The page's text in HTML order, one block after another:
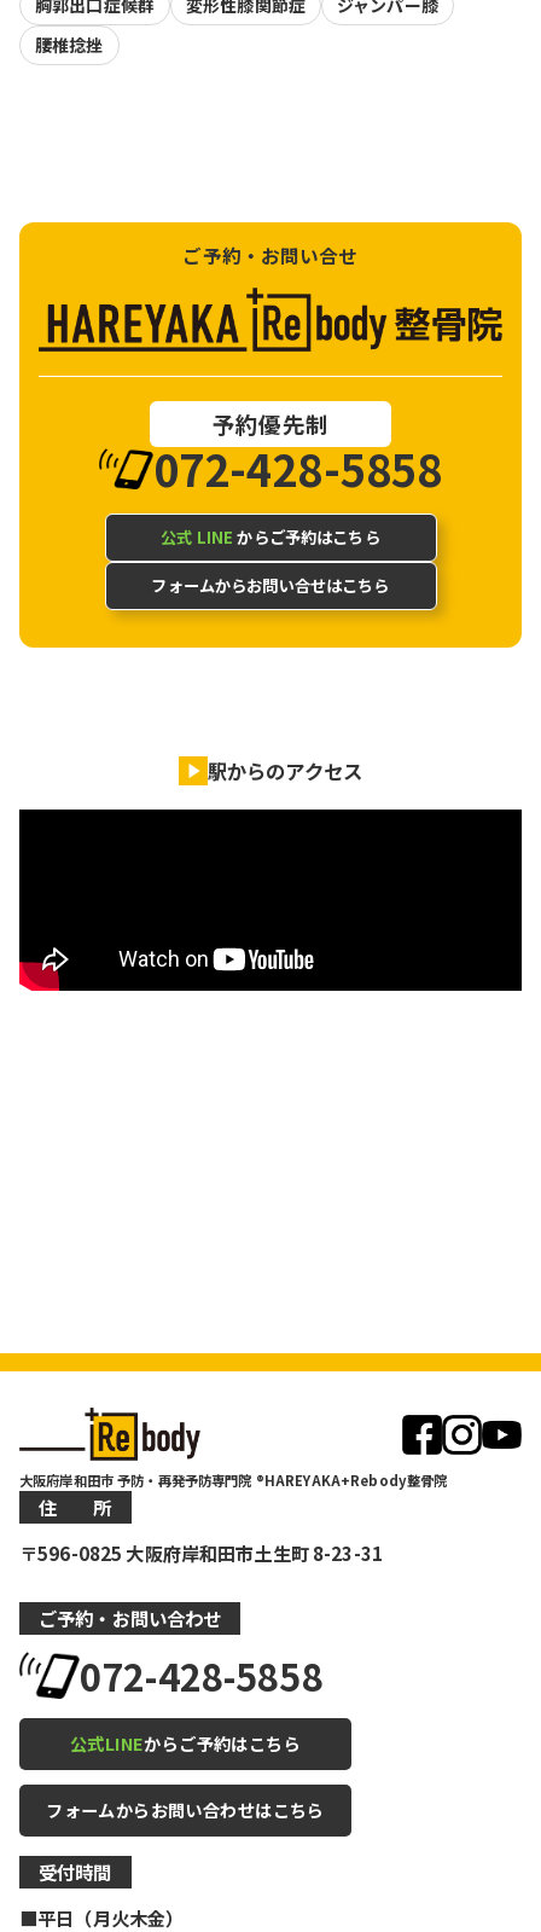
胸郭出口症候群 変形性膝関節症
ジャンパー膝
腰椎捻挫
ご予約・お問い合せ
予約優先制
072-428-5858
公式 LINE からご予約はこちら
フォームからお問い合せはこちら
駅からのアクセス
大阪府岸和田市 予防・再発予防専門院 ®HAREYAKA+Rebody整骨院
住 所
〒596-0825 大阪府岸和田市土生町 8-23-31
ご予約・お問い合わせ
072-428-5858
公式LINEからご予約はこちら
フォームからお問い合わせはこちら
受付時間
■平日（月火木金）